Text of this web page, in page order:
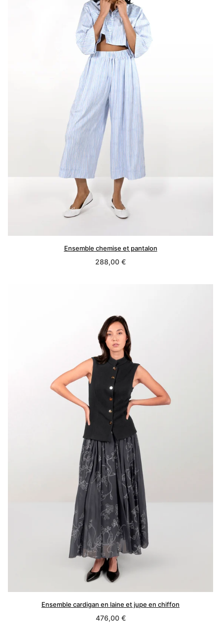
Ensemble chemise et pantalon
Prix
288,00 €
Ensemble cardigan en laine et jupe en chiffon
Prix
476,00 €